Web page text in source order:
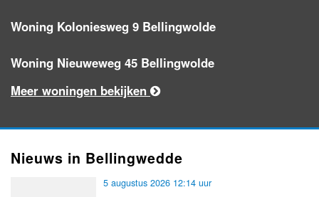
Woning Koloniesweg 9 Bellingwolde
Woning Nieuweweg 45 Bellingwolde
Meer woningen bekijken
Nieuws in Bellingwedde
5 augustus 2026 12:14 uur